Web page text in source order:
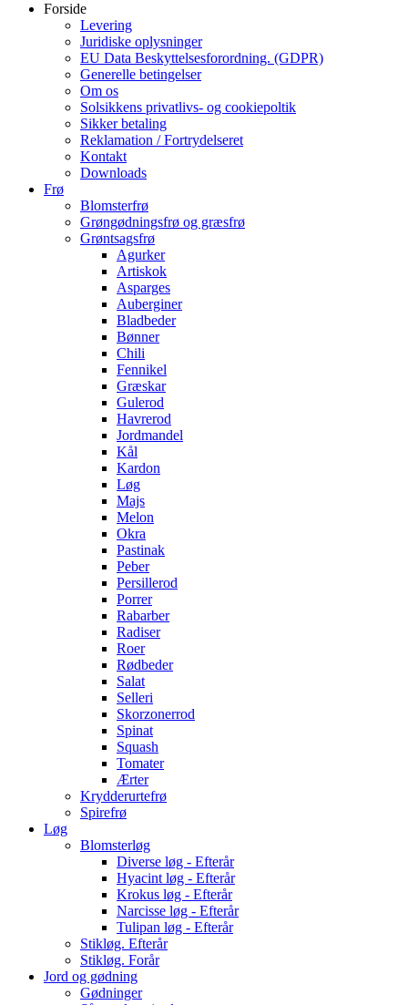
Forside
Levering
Juridiske oplysninger
EU Data Beskyttelsesforordning. (GDPR)
Generelle betingelser
Om os
Solsikkens privatlivs- og cookiepoltik
Sikker betaling
Reklamation / Fortrydelseret
Kontakt
Downloads
Frø
Blomsterfrø
Grøngødningsfrø og græsfrø
Grøntsagsfrø
Agurker
Artiskok
Asparges
Auberginer
Bladbeder
Bønner
Chili
Fennikel
Græskar
Gulerod
Havrerod
Jordmandel
Kål
Kardon
Løg
Majs
Melon
Okra
Pastinak
Peber
Persillerod
Porrer
Rabarber
Radiser
Roer
Rødbeder
Salat
Selleri
Skorzonerrod
Spinat
Squash
Tomater
Ærter
Krydderurtefrø
Spirefrø
Løg
Blomsterløg
Diverse løg - Efterår
Hyacint løg - Efterår
Krokus løg - Efterår
Narcisse løg - Efterår
Tulipan løg - Efterår
Stikløg. Efterår
Stikløg. Forår
Jord og gødning
Gødninger